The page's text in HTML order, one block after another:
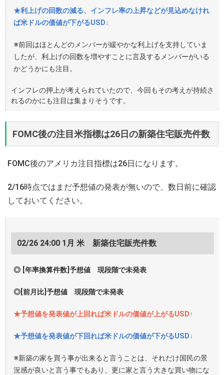
★利上げの回数の減る、インフレ率の上昇などが見込めなけれ
ば米ドルの価値が下がるUSD↓
※前回はほとんどのメンバーが緩やかな利上げを支持していま
したが、利上げの回数を増やすことに言及するメンバーがいる
かどうかにも注目。
インフレの押上が考えられていたので、今回もその考えが持続さ
れるのかにも注目は集まりそうです。
FOMC後の注目米指標は26日の新築住宅販売件数
FOMC後のアメリカ注目指標は26日になります。
2/16時点ではまだ予想値の発表が無いので、数日前に確認
しておいてください。
02/26 24:00 1月 米 新築住宅販売件数
◎ [年率換算件数]予想値 現段階で未発表
◎[前月比]予想値 現段階で未発表
★予想値を発表値が上回れば米ドルの価値が上がるUSD↑
★予想値を発表値が下回れば米ドルの価値が下がるUSD↓
※新築の家を買う事が出来ると言うことは、それだけ国民の景
況感が良いと言う事でもあり、更に家と言う大きな買い物にな